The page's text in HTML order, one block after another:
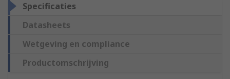
Specificaties
Datasheets
Wetgeving en compliance
Productomschrijving